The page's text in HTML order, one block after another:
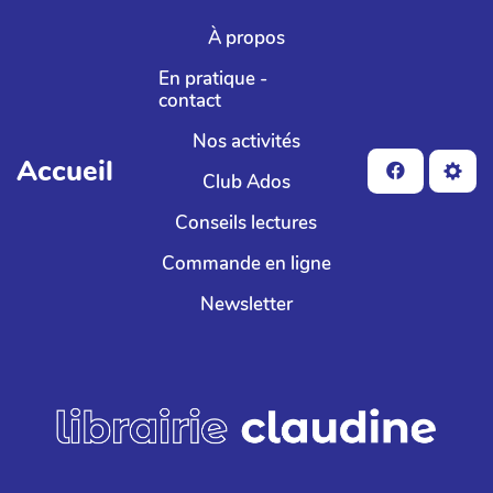
Aller au contenu principal
Accueil
À propos
En pratique -
contact
Nos activités
Club Ados
Conseils lectures
Commande en ligne
Newsletter